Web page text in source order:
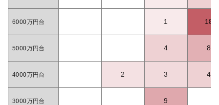
6000万円台 1 18
5000万円台 4 8
4000万円台 2 3 4
3000万円台 9